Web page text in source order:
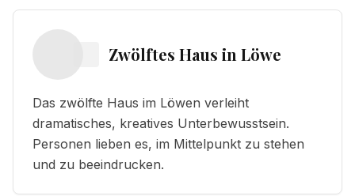
Zwölftes Haus in Löwe
Das zwölfte Haus im Löwen verleiht
dramatisches, kreatives Unterbewusstsein.
Personen lieben es, im Mittelpunkt zu stehen
und zu beeindrucken.